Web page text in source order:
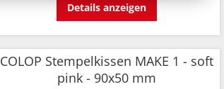
Details anzeigen
COLOP Stempelkissen MAKE 1 - soft
pink - 90x50 mm